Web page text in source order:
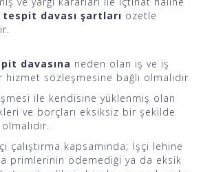
davası şartları özetle
davasına neden olan iş ve iş
sözleşmesine bağlı olmalıdır
ile kendisine yüklenmiş olan
ve borçları eksiksiz bir şekilde
çalıştırma kapsamında; İşçi lehine
primlerinin ödemediği ya da eksik